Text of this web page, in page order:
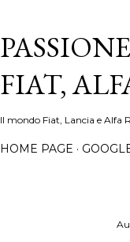
FIAT,
Il mondo Fiat, Lancia e
HOME PAGE